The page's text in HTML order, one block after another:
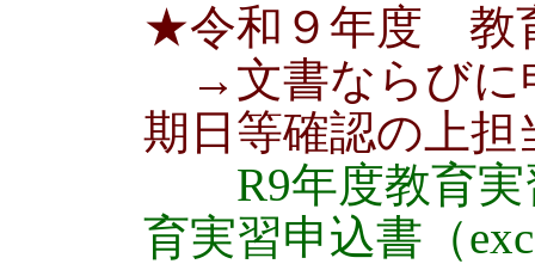
★令和９年度 教
→文書ならびに
期日等確認の上
R9年度教育
育実習申込書（